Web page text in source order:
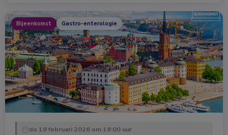
Bijeenkomst Gastro-enterologie
do 19 februari 2026 om 18:00 uur